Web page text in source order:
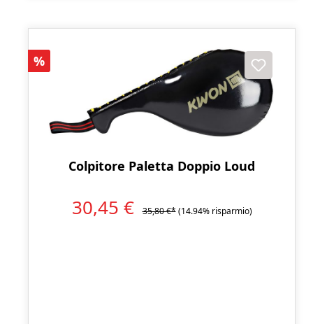
Sconto
%
Colpitore Paletta Doppio Loud
30,45 € 35,80 €* (14.94% risparmio)